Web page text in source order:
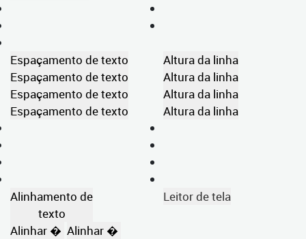
Espaçamento de texto
Espaçamento de texto
Espaçamento de texto
Espaçamento de texto
Altura da linha
Altura da linha
Altura da linha
Altura da linha
Alinhamento de
texto
Alinhar � Alinhar �
Leitor de tela